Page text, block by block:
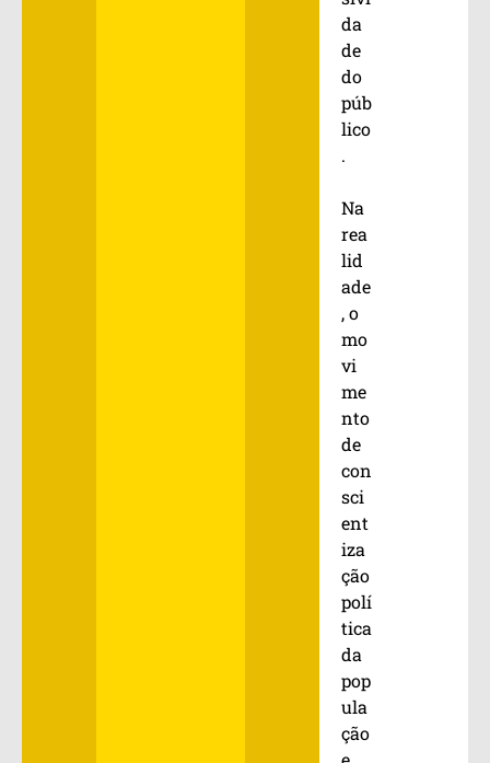
da
de
do
púb
lico
.
Na
rea
lid
ade
, o
mo
vi
me
nto
de
con
sci
ent
iza
ção
polí
tica
da
pop
ula
ção